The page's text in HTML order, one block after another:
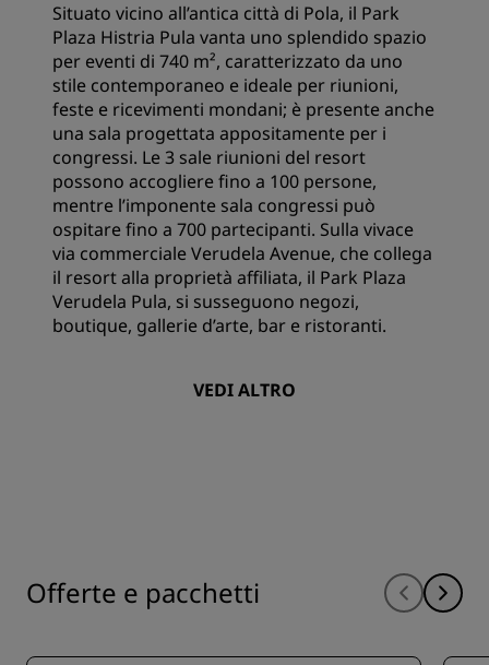
Situato vicino all’antica città di Pola, il Park
Plaza Histria Pula vanta uno splendido spazio
per eventi di 740 m², caratterizzato da uno
stile contemporaneo e ideale per riunioni,
feste e ricevimenti mondani; è presente anche
una sala progettata appositamente per i
congressi. Le 3 sale riunioni del resort
possono accogliere fino a 100 persone,
mentre l’imponente sala congressi può
ospitare fino a 700 partecipanti. Sulla vivace
via commerciale Verudela Avenue, che collega
il resort alla proprietà affiliata, il Park Plaza
Verudela Pula, si susseguono negozi,
boutique, gallerie d’arte, bar e ristoranti.
VEDI ALTRO
Offerte e pacchetti